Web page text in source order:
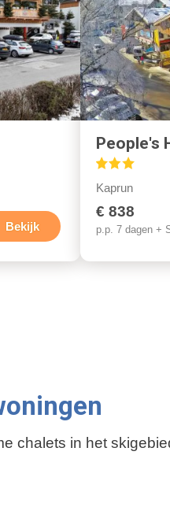
Bekijk
People's
Kaprun
€ 838
p.p. 7 dagen +
chalets in het